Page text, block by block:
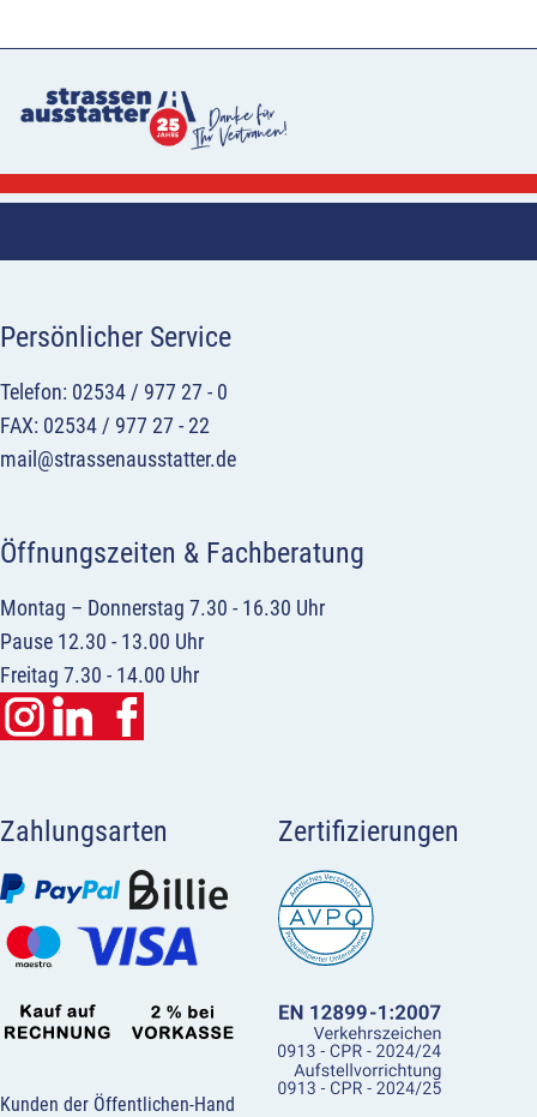
Persönlicher Service
Telefon: 02534 / 977 27 - 0
FAX: 02534 / 977 27 - 22
mail@strassenausstatter.de
Öffnungszeiten & Fachberatung
Montag – Donnerstag 7.30 - 16.30 Uhr
Pause 12.30 - 13.00 Uhr
Freitag 7.30 - 14.00 Uhr
Zahlungsarten
Kunden der Öffentlichen-Hand
Zertifizierungen